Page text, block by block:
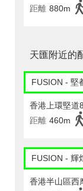
距離 880m
天匯附近的
FUSION - 堅
香港上環堅道
距離 460m
FUSION - 輝
香港半山區西